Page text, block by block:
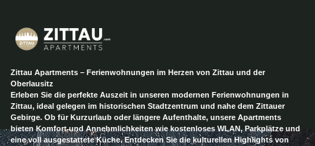
Zittau Apartments – Ferienwohnungen im Herzen von Zittau und der
Oberlausitz
Erleben Sie die perfekte Auszeit in unseren modernen Ferienwohnungen in
Zittau, ideal gelegen im historischen Stadtzentrum und nahe dem Zittauer
Gebirge. Ob für Kurzurlaub oder längere Aufenthalte, unsere Apartments
bieten Komfort und Annehmlichkeiten wie kostenloses WLAN, Parkplätze und
eine voll ausgestattete Küche. Entdecken Sie die kulturellen Highlights von